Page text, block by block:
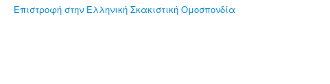
Επιστροφή στην Ελληνική Σκακιστική Ομοσπονδία